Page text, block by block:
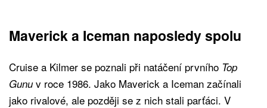
Maverick a Iceman naposledy spolu
Cruise a Kilmer se poznali při natáčení prvního Top
Gunuv roce 1986. Jako Maverick a Iceman začínali
jako rivalové, ale později se z nich stali parťáci. V